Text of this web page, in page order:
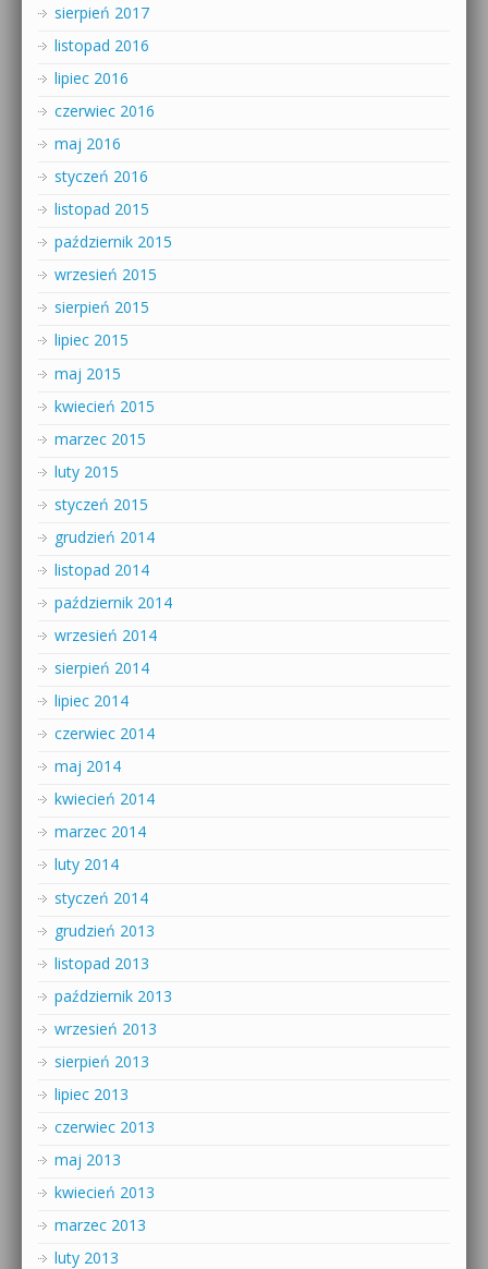
sierpień 2017
listopad 2016
lipiec 2016
czerwiec 2016
maj 2016
styczeń 2016
listopad 2015
październik 2015
wrzesień 2015
sierpień 2015
lipiec 2015
maj 2015
kwiecień 2015
marzec 2015
luty 2015
styczeń 2015
grudzień 2014
listopad 2014
październik 2014
wrzesień 2014
sierpień 2014
lipiec 2014
czerwiec 2014
maj 2014
kwiecień 2014
marzec 2014
luty 2014
styczeń 2014
grudzień 2013
listopad 2013
październik 2013
wrzesień 2013
sierpień 2013
lipiec 2013
czerwiec 2013
maj 2013
kwiecień 2013
marzec 2013
luty 2013